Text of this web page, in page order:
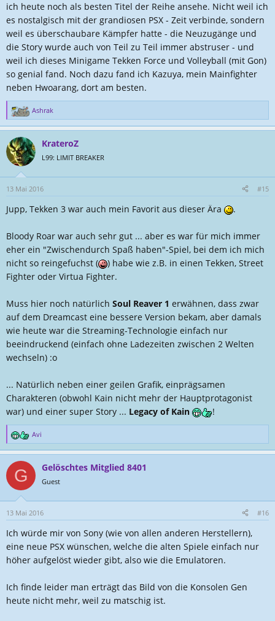
ich heute noch als besten Titel der Reihe ansehe. Nicht weil ich
es nostalgisch mit der grandiosen PSX - Zeit verbinde, sondern
weil es überschaubare Kämpfer hatte - die Neuzugänge und
die Story wurde auch von Teil zu Teil immer abstruser - und
weil ich dieses Minigame Tekken Force und Volleyball (mit Gon)
so genial fand. Noch dazu fand ich Kazuya, mein Mainfighter
neben Hwoarang, dort am besten.
R
e
k
t
o
n
n
Ashrak
KrateroZ
L99: LIMIT BREAKER
13 Mai 2016 #15
Jupp, Tekken 3 war auch mein Favorit aus dieser Ära .
Bloody Roar war auch sehr gut ... aber es war für mich immer
eher ein "Zwischendurch Spaß haben"-Spiel, bei dem ich mich
nicht so reingefuchst (
) habe wie z.B. in einen Tekken, Street
Fighter oder Virtua Fighter.
Muss hier noch natürlich Soul Reaver 1 erwähnen, dass zwar
auf dem Dreamcast eine bessere Version bekam, aber damals
wie heute war die Streaming-Technologie einfach nur
beeindruckend (einfach ohne Ladezeiten zwischen 2 Welten
wechseln) :o
... Natürlich neben einer geilen Grafik, einprägsamen
Charakteren (obwohl Kain nicht mehr der Hauptprotagonist
war) und einer super Story ... Legacy of Kain !
R
e
i
o
n
e
n
:
Avi
G Gelöschtes Mitglied 8401
Guest
13 Mai 2016 #16
Ich würde mir von Sony (wie von allen anderen Herstellern),
eine neue PSX wünschen, welche die alten Spiele einfach nur
höher aufgelöst wieder gibt, also wie die Emulatoren.
Ich finde leider man erträgt das Bild von die Konsolen Gen
heute nicht mehr, weil zu matschig ist.